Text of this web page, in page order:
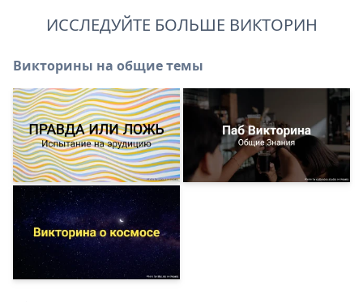
ИССЛЕДУЙТЕ БОЛЬШЕ ВИКТОРИН
Викторины на общие темы